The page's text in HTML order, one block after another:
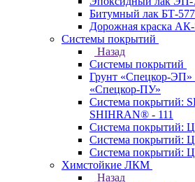
Битумный лак БТ-577
Дорожная краска
Системы покрытий
Назад
Системы покрытий
Грунт «Спецкор-ЭП»
«Спецкор-ПУ»
Система покрытий:
SHIHRAN® - 111
Система покрытий:
Система покрытий:
Система покрытий:
Химстойкие ЛКМ
Назад